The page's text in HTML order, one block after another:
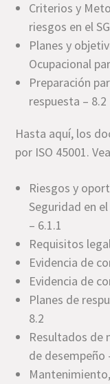
Criterios y
riesgos en el
Planes y
Ocupacional
Preparación
respuesta – 8.2
Hasta aquí, los
por ISO 45001.
Riesgos y
Seguridad en
– 6.1.1
Requisitos
Evidencia de
Evidencia de
Planes de
8.2
Resultados de
de desempeño